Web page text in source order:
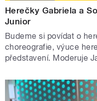
Herečky Gabriela a
Junior
Budeme si povídat o
choreografie, výuce
představení. Moderuje